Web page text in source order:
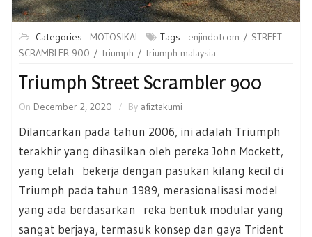
Categories : MOTOSIKAL Tags : enjindotcom
STREET
SCRAMBLER 900
triumph triumph malaysia
Triumph Street Scrambler 900
On December 2, 2020 By afiztakumi
Dilancarkan pada tahun 2006, ini adalah Triumph
terakhir yang dihasilkan oleh pereka John Mockett,
yang telah bekerja dengan pasukan kilang kecil di
Triumph pada tahun 1989, merasionalisasi model
yang ada berdasarkan reka bentuk modular yang
sangat berjaya, termasuk konsep dan gaya Trident